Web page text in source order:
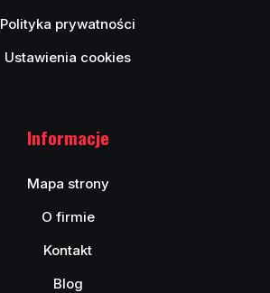
Polityka prywatności
Ustawienia cookies
Informacje
Mapa strony
O firmie
Kontakt
Blog